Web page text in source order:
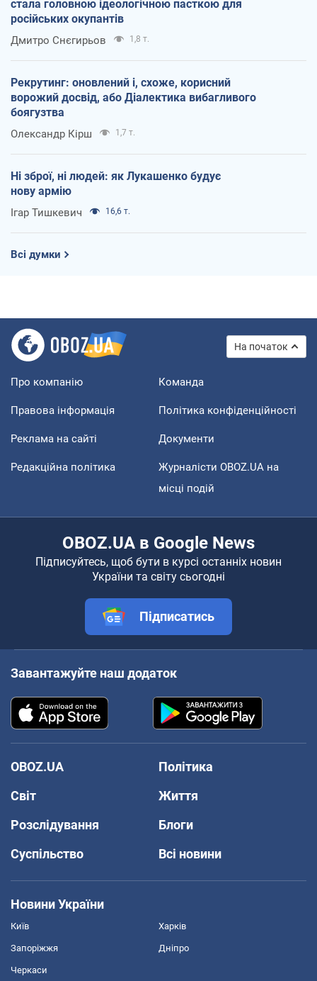
стала головною ідеологічною пасткою для
російських окупантів
Дмитро Снєгирьов 1,8 т.
Рекрутинг: оновлений і, схоже, корисний
ворожий досвід, або Діалектика вибагливого
боягузтва
Олександр Кірш 1,7 т.
Ні зброї, ні людей: як Лукашенко будує
нову армію
Ігар Тишкевич 16,6 т.
Всі думки
На початок
Про компанію Команда
Правова інформація Політика конфіденційності
Реклама на сайті Документи
Редакційна політика
Журналісти OBOZ.UA на
місці подій
OBOZ.UA в Google News
Підписуйтесь, щоб бути в курсі останніх новин
України та світу сьогодні
Підписатись
Завантажуйте наш додаток
OBOZ.UA
Політика
Світ
Життя
Розслідування
Блоги
Суспільство
Всі новини
Новини України
Київ Харків
Запоріжжя Дніпро
Черкаси